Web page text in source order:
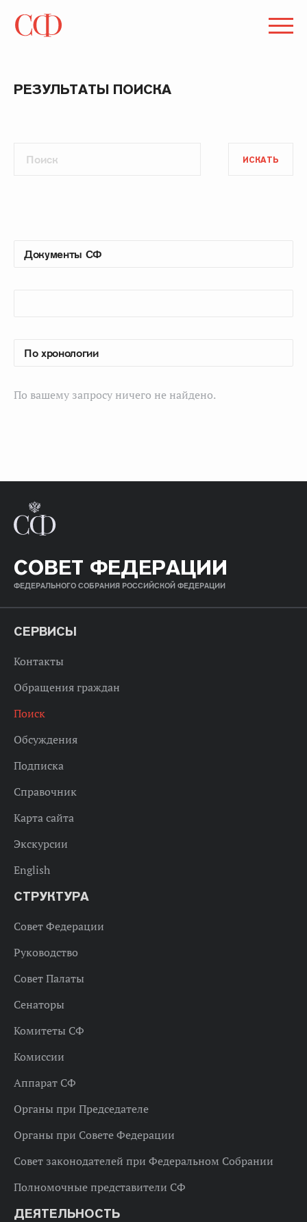
РЕЗУЛЬТАТЫ ПОИСКА
ИСКАТЬ
По вашему запросу ничего не найдено.
СОВЕТ ФЕДЕРАЦИИ
ФЕДЕРАЛЬНОГО СОБРАНИЯ РОССИЙСКОЙ ФЕДЕРАЦИИ
СЕРВИСЫ
Контакты
Обращения граждан
Поиск
Обсуждения
Подписка
Справочник
Карта сайта
Экскурсии
English
СТРУКТУРА
Совет Федерации
Руководство
Совет Палаты
Сенаторы
Комитеты СФ
Комиссии
Аппарат СФ
Органы при Председателе
Органы при Совете Федерации
Совет законодателей при Федеральном Собрании
Полномочные представители СФ
ДЕЯТЕЛЬНОСТЬ